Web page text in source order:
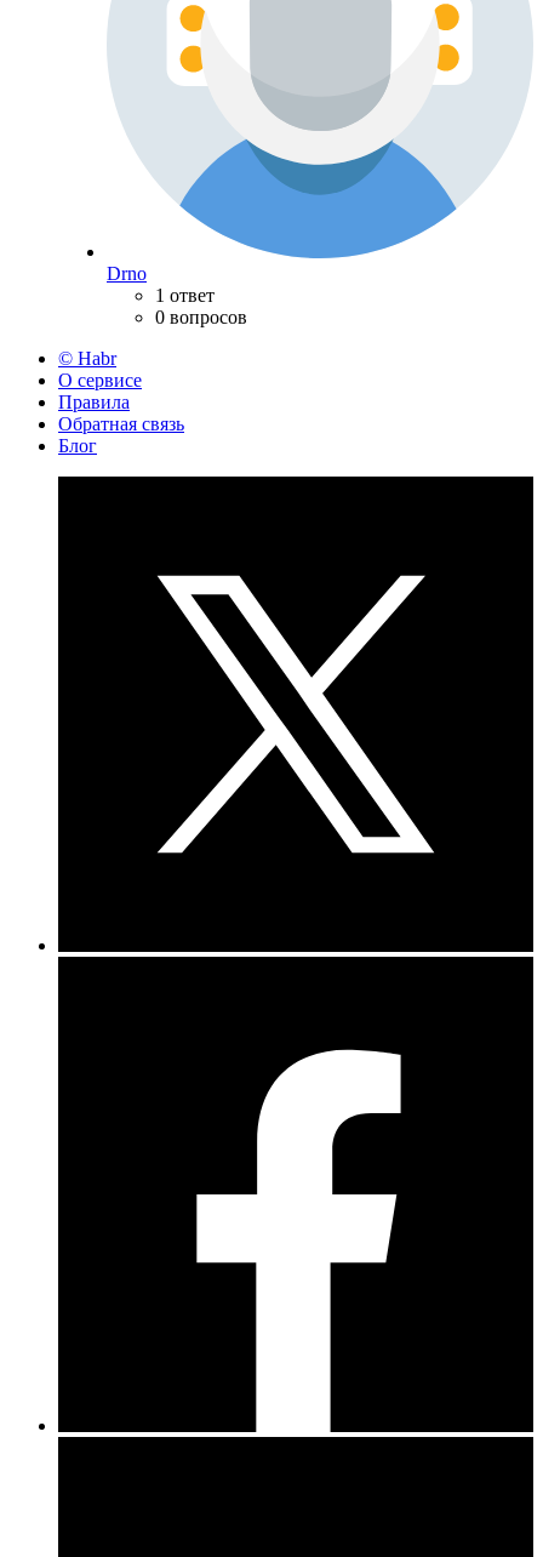
Drno
1 ответ
0 вопросов
© Habr
О сервисе
Правила
Обратная связь
Блог